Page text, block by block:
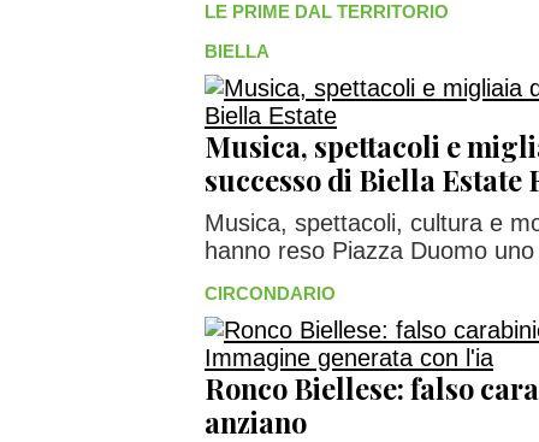
LE PRIME DAL TERRITORIO
BIELLA
Musica, spettacoli e
successo di Biella Estate
Musica, spettacoli, cultura e
hanno reso Piazza Duomo
CIRCONDARIO
Ronco Biellese: falso
anziano